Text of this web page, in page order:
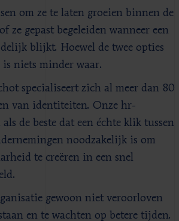
om ze te laten groeien binnen de
ze gepast begeleiden wanneer een
blijkt. Hoewel de twee opties
niets minder waar.
specialiseert zich al meer dan 80
van identiteiten. Onze hr-
de beste dat een échte klik tussen
noodzakelijk is om
te creëren in een snel
gewoon niet veroorloven
en te wachten op betere tijden.